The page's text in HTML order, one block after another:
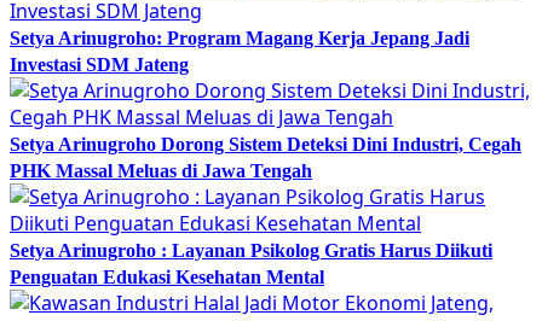
Setya Arinugroho: Program Magang Kerja Jepang Jadi
Investasi SDM Jateng
Setya Arinugroho Dorong Sistem Deteksi Dini Industri, Cegah
PHK Massal Meluas di Jawa Tengah
Setya Arinugroho : Layanan Psikolog Gratis Harus Diikuti
Penguatan Edukasi Kesehatan Mental